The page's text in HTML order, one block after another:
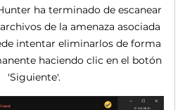
ha terminado de escanear
de la amenaza asociada
intentar eliminarlos de forma
haciendo clic en el botón
'Siguiente'.